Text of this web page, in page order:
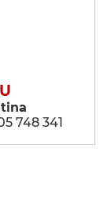
748 341